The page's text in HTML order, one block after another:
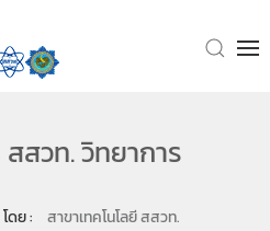
สวท. วิทยาการ
โดย :
สาขาเทคโนโลยี สสวท.